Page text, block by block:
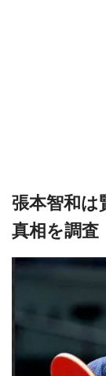
張本智和は
真相を調査